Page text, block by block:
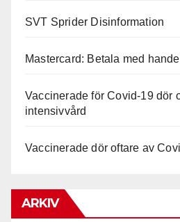
SVT Sprider Disinformation
Mastercard: Betala med
Vaccinerade för Covid-19 dör
intensivvård
Vaccinerade dör oftare av
ARKIV